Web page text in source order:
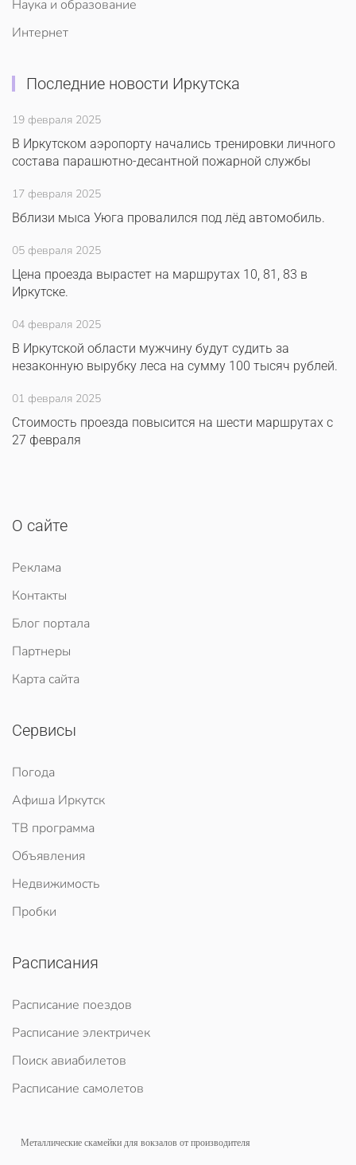
Наука и образование
Интернет
Последние новости Иркутска
19 февраля 2025
В Иркутском аэропорту начались тренировки личного
состава парашютно-десантной пожарной службы
17 февраля 2025
Вблизи мыса Уюга провалился под лёд автомобиль.
05 февраля 2025
Цена проезда вырастет на маршрутах 10, 81, 83 в
Иркутске.
04 февраля 2025
В Иркутской области мужчину будут судить за
незаконную вырубку леса на сумму 100 тысяч рублей.
01 февраля 2025
Стоимость проезда повысится на шести маршрутах с
27 февраля
О сайте
Реклама
Контакты
Блог портала
Партнеры
Карта сайта
Сервисы
Погода
Афиша Иркутск
ТВ программа
Объявления
Недвижимость
Пробки
Расписания
Расписание поездов
Расписание электричек
Поиск авиабилетов
Расписание самолетов
Металлические скамейки для вокзаловот производителя